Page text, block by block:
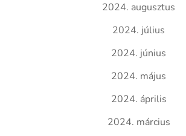
2024. augusztus
2024. július
2024. június
2024. május
2024. április
2024. március